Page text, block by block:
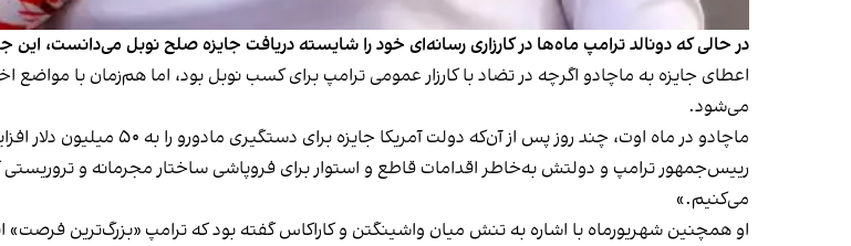
در حالی که دونالد ترامپ ماه‌ها در کارزاری رسانه‌ای خود را شایسته دریافت جایزه صلح نوبل می‌دانست، این
اعطای جایزه به ماچادو اگرچه در تضاد با کارزار عمومی ترامپ برای کسب نوبل بود، اما هم‌زمان با مواضع
می‌شود.
ماچادو در ماه اوت، چند روز
رییس‌جمهور ترامپ و دولتش به‌خاطر اقدامات قاطع و استوار برای فروپاشی ساختار مجرمانه و
می‌کنیم.»
او همچنین شهریورماه با اشاره به تنش میان واشینگتن و کاراکاس گفته بود که ترامپ «بزرگ‌ترین فرصت»